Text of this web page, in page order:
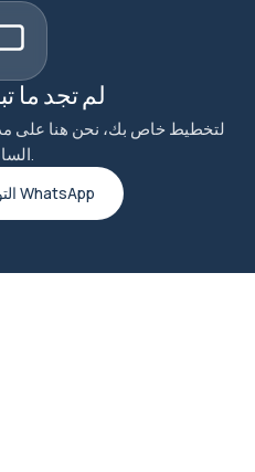
لم تجد ما
الساعة.
التواصل عبر WhatsApp